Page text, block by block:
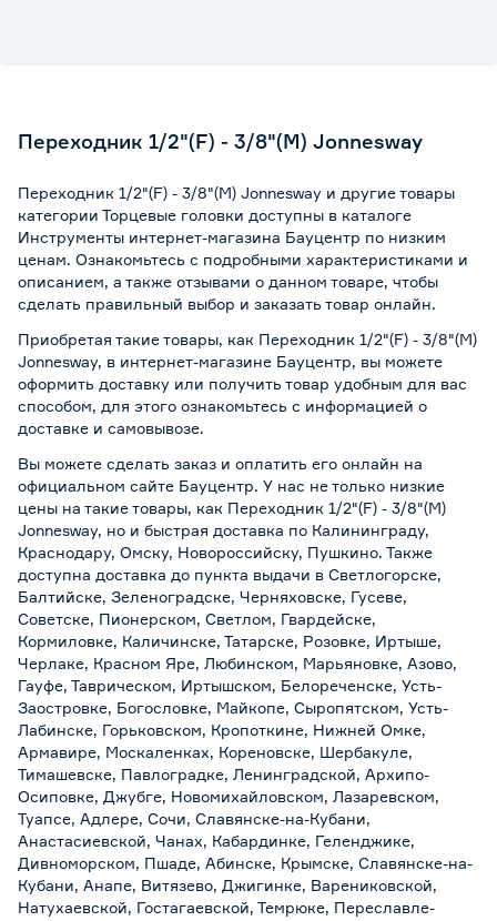
Переходник 1/2"(F) - 3/8"(M) Jonnesway
Переходник 1/2"(F) - 3/8"(M) Jonnesway и другие товары
категории Торцевые головки доступны в каталоге
Инструменты интернет-магазина Бауцентр по низким
ценам. Ознакомьтесь с подробными характеристиками и
описанием, а также отзывами о данном товаре, чтобы
сделать правильный выбор и заказать товар онлайн.
Приобретая такие товары, как Переходник 1/2"(F) - 3/8"(M)
Jonnesway, в интернет-магазине Бауцентр, вы можете
оформить доставку или получить товар удобным для вас
способом, для этого ознакомьтесь с информацией о
доставке и самовывозе.
Вы можете сделать заказ и оплатить его онлайн на
официальном сайте Бауцентр. У нас не только низкие
цены на такие товары, как Переходник 1/2"(F) - 3/8"(M)
Jonnesway, но и быстрая доставка по Калининграду,
Краснодару, Омску, Новороссийску, Пушкино. Также
доступна доставка до пункта выдачи в Светлогорске,
Балтийске, Зеленоградске, Черняховске, Гусеве,
Советске, Пионерском, Светлом, Гвардейске,
Кормиловке, Каличинске, Татарске, Розовке, Иртыше,
Черлаке, Красном Яре, Любинском, Марьяновке, Азово,
Гауфе, Таврическом, Иртышском, Белореченске, Усть-
Заостровке, Богословке, Майкопе, Сыропятском, Усть-
Лабинске, Горьковском, Кропоткине, Нижней Омке,
Армавире, Москаленках, Кореновске, Шербакуле,
Тимашевске, Павлоградке, Ленинградской, Архипо-
Осиповке, Джубге, Новомихайловском, Лазаревском,
Туапсе, Адлере, Сочи, Славянске-на-Кубани,
Анастасиевской, Чанах, Кабардинке, Геленджике,
Дивноморском, Пшаде, Абинске, Крымске, Славянске-на-
Кубани, Анапе, Витязево, Джигинке, Варениковской,
Натухаевской, Гостагаевской, Темрюке, Переславле-